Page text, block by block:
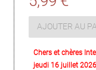
AJOUTER AU
Chers et chères
jeudi 16 juillet